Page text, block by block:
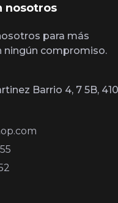
nosotros
para más
ningún compromiso.
Barrio 4, 7 5B,